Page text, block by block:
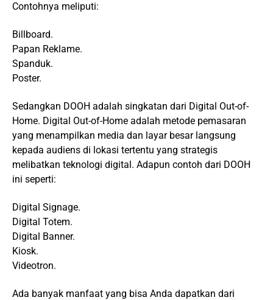
Contohnya meliputi:
Billboard.
Papan Reklame.
Spanduk.
Poster.
Sedangkan DOOH adalah singkatan dari Digital Out-of-
Home. Digital Out-of-Home adalah metode pemasaran
yang menampilkan media dan layar besar langsung
kepada audiens di lokasi tertentu yang strategis
melibatkan teknologi digital. Adapun contoh dari DOOH
ini seperti:
Digital Signage.
Digital Totem.
Digital Banner.
Kiosk.
Videotron.
Ada banyak manfaat yang bisa Anda dapatkan dari